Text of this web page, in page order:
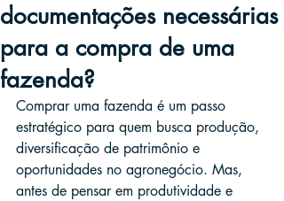
documentações necessárias
para a compra de uma
fazenda?
Comprar uma fazenda é um passo
estratégico para quem busca produção,
diversificação de patrimônio e
oportunidades no agronegócio. Mas,
antes de pensar em produtividade e